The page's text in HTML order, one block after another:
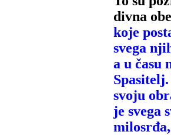
divna
koje
svega
a u času
svoju
je svega